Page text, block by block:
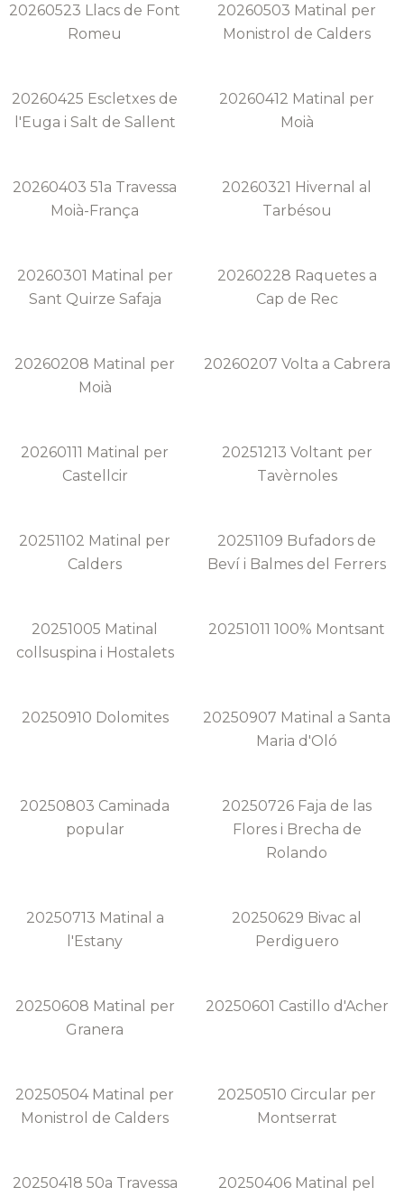
20260523 Llacs de Font
Romeu
20260503 Matinal per
Monistrol de Calders
20260425 Escletxes de
l'Euga i Salt de Sallent
20260412 Matinal per
Moià
20260403 51a Travessa
Moià-França
20260321 Hivernal al
Tarbésou
20260301 Matinal per
Sant Quirze Safaja
20260228 Raquetes a
Cap de Rec
20260208 Matinal per
Moià
20260207 Volta a Cabrera
20260111 Matinal per
Castellcir
20251213 Voltant per
Tavèrnoles
20251102 Matinal per
Calders
20251109 Bufadors de
Beví i Balmes del Ferrers
20251005 Matinal
collsuspina i Hostalets
20251011 100% Montsant
20250910 Dolomites
20250907 Matinal a Santa
Maria d'Oló
20250803 Caminada
popular
20250726 Faja de las
Flores i Brecha de
Rolando
20250713 Matinal a
l'Estany
20250629 Bivac al
Perdiguero
20250608 Matinal per
Granera
20250601 Castillo d'Acher
20250504 Matinal per
Monistrol de Calders
20250510 Circular per
Montserrat
20250418 50a Travessa
20250406 Matinal pel